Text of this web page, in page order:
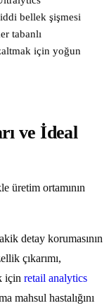
bellek şişmesi
tabanlı
için yoğun
ve İdeal
üretim ortamının
detay korumasının
çıkarımı,
için retail analytics
mahsul hastalığını